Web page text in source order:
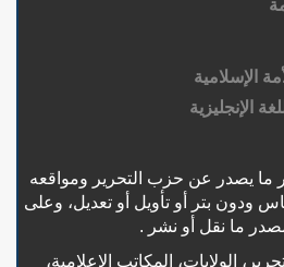
الإسلامية
الإنجليزية
ما يصدر عن حزب التحرير ومواقعه
ودون بتر أو تأويل أو تعديل، وعلى
ما نقل أو نشر .
الولايات، المكاتب الإعلامية،